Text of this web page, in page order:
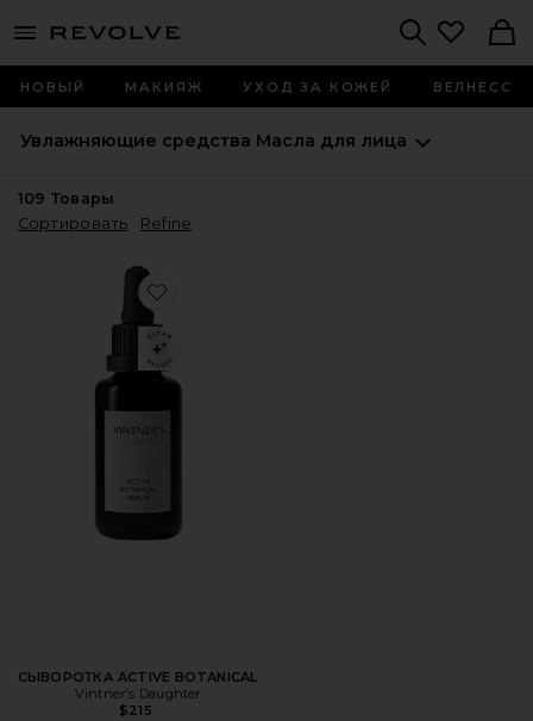
menu - shows more content
НОВЫЙ МАКИЯЖ УХОД ЗА КОЖЕЙ ВЕЛНЕСС
Увлажняющие средства Масла для лица
109 Товары
Сортировать
Refine
Favorite СЫВОРОТКА ACTIVE BOTANICAL
СЫВОРОТКА ACTIVE BOTANICAL
Vintner's Daughter
$215